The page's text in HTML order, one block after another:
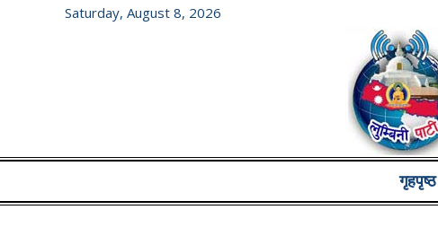
Saturday, August 8, 2026
गृहपृष्ठ